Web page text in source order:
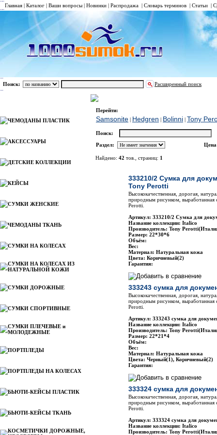
Главная | Каталог | Ваши вопросы | Новинки | Распродажа | Словарь терминов | Статьи |
Поиск: Расширенный поиск
ЧЕМОДАНЫ ПЛАСТИК
АКСЕССУАРЫ
ДЕТСКИЕ КОЛЛЕКЦИИ
КЕЙСЫ
СУМКИ ЖЕНСКИЕ
ЧЕМОДАНЫ ТКАНЬ
СУМКИ НА КОЛЕСАХ
СУМКИ НА КОЛЕСАХ ИЗ
НАТУРАЛЬНОЙ КОЖИ
СУМКИ ДОРОЖНЫЕ
СУМКИ СПОРТИВНЫЕ
СУМКИ ПЛЕЧЕВЫЕ и
МОЛОДЕЖНЫЕ
ПОРТПЛЕДЫ
ПОРТПЛЕДЫ НА КОЛЕСАХ
БЬЮТИ-КЕЙСЫ ПЛАСТИК
БЬЮТИ-КЕЙСЫ ТКАНЬ
КОСМЕТИЧКИ ДОРОЖНЫЕ,
СУМКИ ДЛЯ ДОКУМЕНТОВ
Перейти:
Samsonite | Hedgren | Bolinni | Tony
Поиск:
Раздел:
Найдено: 42 тов., страниц: 1
333210/2 Сумка для
Tony Perotti
Высококачественная, дорогая,
природным рисунком, выработанная
Perotti.
Артикул: 333210/2 Сумка для
Название коллекции: Italico
Производитель: Tony
Размер: 22*30*6
Объём:
Вес:
Материал: Натуральная кожа
Цвета: Коричневый(2)
Гарантия:
333243 сумка для
Высококачественная, дорогая,
природным рисунком, выработанная
Perotti.
Артикул: 333243 сумка для
Название коллекции: Italico
Производитель: Tony
Размер: 22*21*4
Объём:
Вес:
Материал: Натуральная кожа
Цвета: Черный(1), Коричневый(2)
Гарантия:
333324 сумка для
Высококачественная, дорогая,
природным рисунком, выработанная
Perotti.
Артикул: 333324 сумка для
Название коллекции: Italico
Производитель: Tony